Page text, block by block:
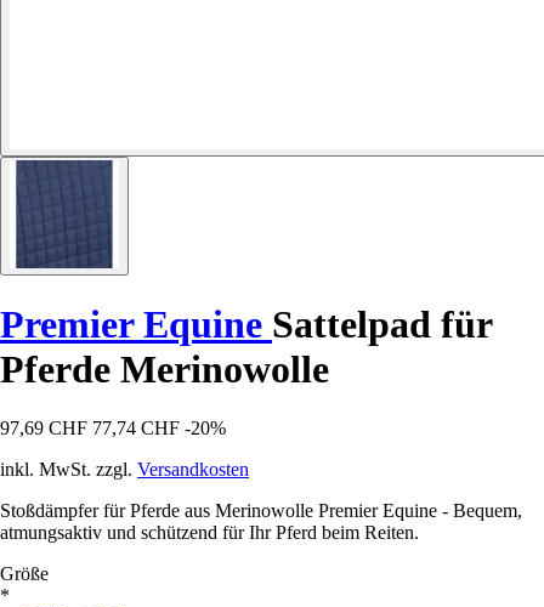
Premier Equine Sattelpad für
Pferde Merinowolle
97,69 CHF 77,74 CHF -20%
inkl. MwSt. zzgl. Versandkosten
Stoßdämpfer für Pferde aus Merinowolle Premier Equine - Bequem,
atmungsaktiv und schützend für Ihr Pferd beim Reiten.
Größe
*